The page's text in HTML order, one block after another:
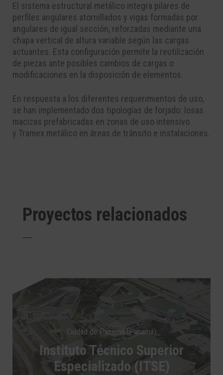
El sistema estructural metálico integra pilares de
perfiles angulares atornillados y vigas formadas por
angulares de igual sección, reforzadas mediante una
chapa vertical de altura variable según las cargas
actuantes. Esta configuración permite la reutilización
de piezas ante posibles cambios de cargas o
modificaciones en la disposición de elementos.
En respuesta a los diferentes requerimientos de uso,
se han implementado dos tipologías de forjado: losas
macizas prefabricadas en zonas de uso intensivo
y Tramex metálico en áreas de tránsito e instalaciones.
Proyectos relacionados
Ciudad de Panamá (Panamá)
Instituto Técnico Superior
Especializado (ITSE)